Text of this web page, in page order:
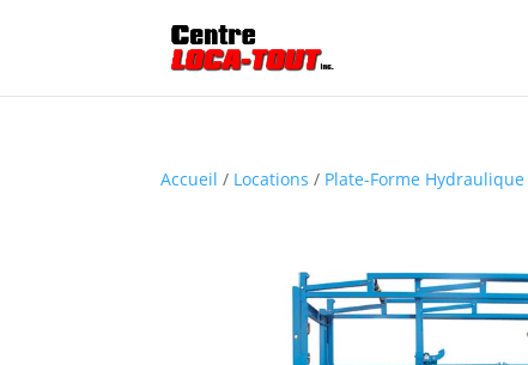
Accueil / Locations / Plate-Forme Hydraulique